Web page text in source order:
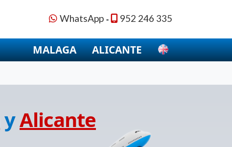
WhatsApp - 952 246 335
MALAGA ALICANTE
yAlicante